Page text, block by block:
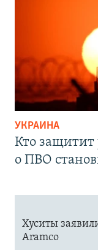
УКРАИНА
Кто защитит
о ПВО